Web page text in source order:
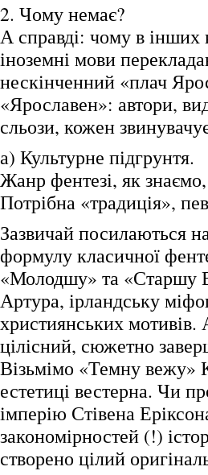
2. Чому немає?
А справді: чому в інших
іноземні мови
нескінченний «плач
«Ярославен»: автори,
сльози, кожен
а) Культурне підгрунтя.
Жанр фентезі, як
Потрібна «традиція»,
Зазвичай посилаються
формулу класичної
«Молодшу» та «Старшу
Артура, ірландську
християнських мотивів.
цілісний, сюжетно
Візьмімо «Темну вежу»
естетиці вестерна. Чи
імперію Стівена
закономірностей (!)
створено цілий